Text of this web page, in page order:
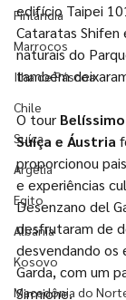
Finlândia
Marrocos
Ilha de Páscoa
Chile
Suíça
Argélia
Egito
Albânia
Kosovo
Macedônia do
edifício Taipei
Cataratas Shifen
naturais do
também
O tour
Suíça e Áustria
proporcionou
e experiências
Desenzano del
desfrutaram de
desvendando os
Garda, com um
Sirmione.